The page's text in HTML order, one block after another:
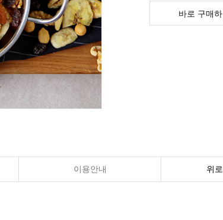
바로 구매
이용안내 위